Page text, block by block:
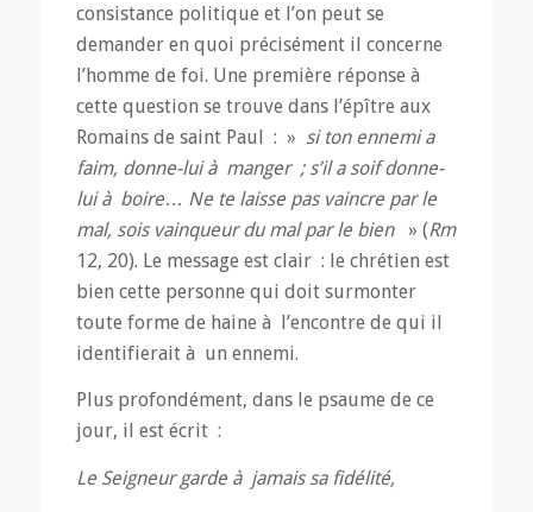
consistance politique et l’on peut se
demander en quoi précisément il concerne
l’homme de foi. Une première réponse à
cette question se trouve dans l’épître aux
Romains de saint Paul : » si ton ennemi a
faim, donne-lui à manger ; s’il a soif donne-
lui à boire… Ne te laisse pas vaincre par le
mal, sois vainqueur du mal par le bien
» (Rm
12, 20). Le message est clair : le chrétien est
bien cette personne qui doit surmonter
toute forme de haine à l’encontre de qui il
identifierait à un ennemi.
Plus profondément, dans le psaume de ce
jour, il est écrit :
Le Seigneur garde à jamais sa fidélité,